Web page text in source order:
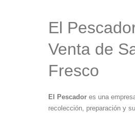
El
Venta de
Fresco
El Pescador es una
recolección, preparación y